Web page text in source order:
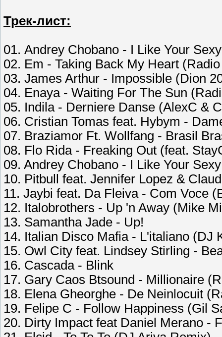
Трек-лист:
01. Andrey Chobano - I Like Your
02. Em - Taking Back My Heart
03. James Arthur - Impossible (Dion
04. Enaya - Waiting For The Sun
05. Indila - Derniere Danse (AlexC &
06. Cristian Tomas feat. Hybym -
07. Braziamor Ft. Wollfang - Brasil
08. Flo Rida - Freaking Out (feat.
09. Andrey Chobano - I Like Your
10. Pitbull feat. Jennifer Lopez &
11. Jaybi feat. Da Fleiva - Com Voce
12. Italobrothers - Up 'n Away (Mike
13. Samantha Jade - Up!
14. Italian Disco Mafia - L'italiano (DJ
15. Owl City feat. Lindsey Stirling -
16. Cascada - Blink
17. Gary Caos Btsound - Millionaire
18. Elena Gheorghe - De Neinlocuit
19. Felipe C - Follow Happiness (Gil
20. Dirty Impact feat Daniel Merano -